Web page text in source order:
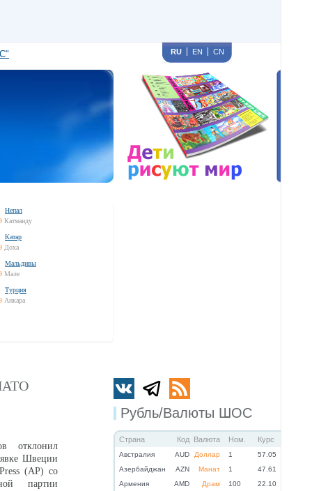
RU EN CN
Непал
Катманду
Катар
Доха
Мальдивы
Мале
Турция
Анкара
Рубль/Валюты ШОС
Страна Код Валюта Ном. Курс
Австралия AUD Доллар 1
57.05
Азербайджан
AZN Манат 1
47.61
Армения
AMD Драм 100
22.10
отклонил
Швеции
(AP) со
партии